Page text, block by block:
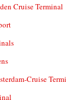
Cruise Terminal
Cruise